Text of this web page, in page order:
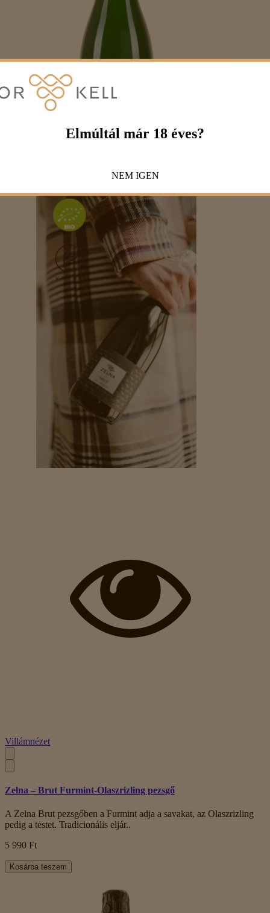
Villámnézet
Zelna – Brut Furmint-Olaszrizling pezsgő
A Zelna Brut pezsgőben a Furmint adja a savakat, az Olaszrizling
pedig a testet. Tradicionális eljár..
5 990 Ft
Kosárba teszem
Elmúltál már 18 éves?
NEM IGEN